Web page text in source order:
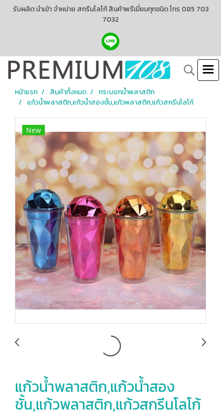
รับผลิต นำเข้า จำหน่าย สกรีนโลโก้ สินค้าพรีเมี่ยมทุกชนิด โทร 085 703
7032
หน้าแรก สินค้าทั้งหมด
กระบอกน้ำพลาสติก
แก้วน้ำพลาสติก,แก้วน้ำสองชั้น,แก้วพลาสติก,แก้วสกรีนโลโก้
New
แก้วน้ำพลาสติก,แก้วน้ำสอง
ชั้น,แก้วพลาสติก,แก้วสกรีนโลโก้